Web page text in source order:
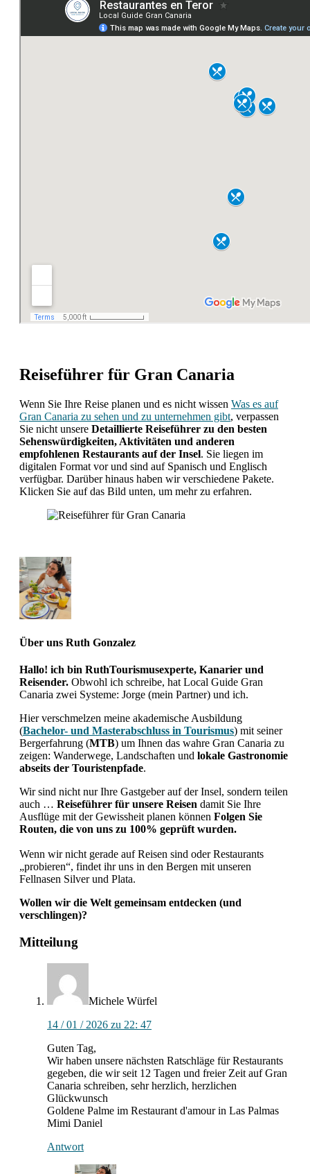
Reiseführer für Gran Canaria
Wenn Sie Ihre Reise planen und es nicht wissen Was es auf
Gran Canaria zu sehen und zu unternehmen gibt, verpassen
Sie nicht unsere Detaillierte Reiseführer zu den besten
Sehenswürdigkeiten, Aktivitäten und anderen
empfohlenen Restaurants auf der Insel. Sie liegen im
digitalen Format vor und sind auf Spanisch und Englisch
verfügbar. Darüber hinaus haben wir verschiedene Pakete.
Klicken Sie auf das Bild unten, um mehr zu erfahren.
Über uns Ruth Gonzalez
Hallo! ich bin RuthTourismusexperte, Kanarier und
Reisender. Obwohl ich schreibe, hat Local Guide Gran
Canaria zwei Systeme: Jorge (mein Partner) und ich.
Hier verschmelzen meine akademische Ausbildung
(Bachelor- und Masterabschluss in Tourismus) mit seiner
Bergerfahrung (MTB) um Ihnen das wahre Gran Canaria zu
zeigen: Wanderwege, Landschaften und lokale Gastronomie
abseits der Touristenpfade.
Wir sind nicht nur Ihre Gastgeber auf der Insel, sondern teilen
auch … Reiseführer für unsere Reisen damit Sie Ihre
Ausflüge mit der Gewissheit planen können Folgen Sie
Routen, die von uns zu 100% geprüft wurden.
Wenn wir nicht gerade auf Reisen sind oder Restaurants
„probieren“, findet ihr uns in den Bergen mit unseren
Fellnasen Silver und Plata.
Wollen wir die Welt gemeinsam entdecken (und
verschlingen)?
Interaktionen
Lesern
Mitteilung
Michele Würfel
14 / 01 / 2026 zu 22: 47
Guten Tag,
Wir haben unsere nächsten Ratschläge für Restaurants
gegeben, die wir seit 12 Tagen und freier Zeit auf Gran
Canaria schreiben, sehr herzlich, herzlichen
Glückwunsch
Goldene Palme im Restaurant d'amour in Las Palmas
Mimi Daniel
Antwort